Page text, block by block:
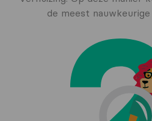
de meest